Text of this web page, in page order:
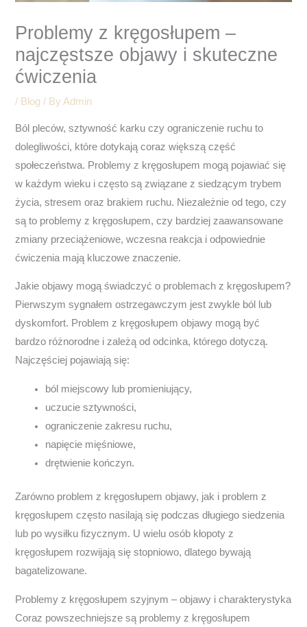
Problemy z kręgosłupem –
najczęstsze objawy i skuteczne
ćwiczenia
/ Blog / ByAdmin
Ból pleców, sztywność karku czy ograniczenie ruchu to
dolegliwości, które dotykają coraz większą część
społeczeństwa. Problemy z kręgosłupem mogą pojawiać się
w każdym wieku i często są związane z siedzącym trybem
życia, stresem oraz brakiem ruchu. Niezależnie od tego, czy
są to problemy z kręgosłupem, czy bardziej zaawansowane
zmiany przeciążeniowe, wczesna reakcja i odpowiednie
ćwiczenia mają kluczowe znaczenie.
Jakie objawy mogą świadczyć o problemach z kręgosłupem?
Pierwszym sygnałem ostrzegawczym jest zwykle ból lub
dyskomfort. Problem z kręgosłupem objawy mogą być
bardzo różnorodne i zależą od odcinka, którego dotyczą.
Najczęściej pojawiają się:
ból miejscowy lub promieniujący,
uczucie sztywności,
ograniczenie zakresu ruchu,
napięcie mięśniowe,
drętwienie kończyn.
Zarówno problem z kręgosłupem objawy, jak i problem z
kręgosłupem często nasilają się podczas długiego siedzenia
lub po wysiłku fizycznym. U wielu osób kłopoty z
kręgosłupem rozwijają się stopniowo, dlatego bywają
bagatelizowane.
Problemy z kręgosłupem szyjnym – objawy i charakterystyka
Coraz powszechniejsze są problemy z kręgosłupem